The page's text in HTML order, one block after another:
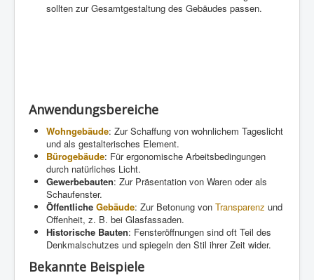
sollten zur Gesamtgestaltung des Gebäudes passen.
Anwendungsbereiche
Wohngebäude: Zur Schaffung von wohnlichem Tageslicht
und als gestalterisches Element.
Bürogebäude: Für ergonomische Arbeitsbedingungen
durch natürliches Licht.
Gewerbebauten: Zur Präsentation von Waren oder als
Schaufenster.
Öffentliche Gebäude: Zur Betonung von Transparenz und
Offenheit, z. B. bei Glasfassaden.
Historische Bauten: Fensteröffnungen sind oft Teil des
Denkmalschutzes und spiegeln den Stil ihrer Zeit wider.
Bekannte Beispiele